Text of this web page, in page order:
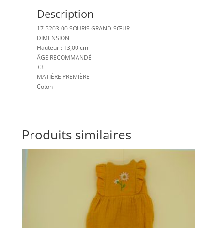
Description
17-5203-00 SOURIS GRAND-SŒUR
DIMENSION
Hauteur : 13,00 cm
ÂGE RECOMMANDÉ
+3
MATIÈRE PREMIÈRE
Coton
Produits similaires